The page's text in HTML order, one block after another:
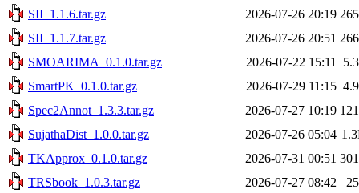
SII_1.1.6.tar.gz
2026-07-26 20:19
SII_1.1.7.tar.gz
2026-07-26 20:51
SMOARIMA_0.1.0.tar.gz
2026-07-22 15:11
SmartPK_0.1.0.tar.gz
2026-07-29 11:15
Spec2Annot_1.3.3.tar.gz
2026-07-27 10:19
SujathaDist_1.0.0.tar.gz
2026-07-26 05:04
TKApprox_0.1.0.tar.gz
2026-07-31 00:51
TRSbook_1.0.3.tar.gz
2026-07-27 08:42